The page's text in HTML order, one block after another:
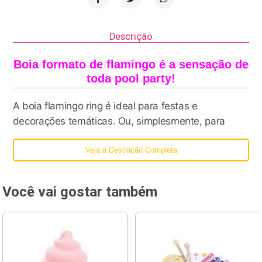
Descrição
Boia formato de flamingo é a sensação de
toda pool party!
A boia flamingo ring é ideal para festas e
decorações temáticas. Ou, simplesmente, para
quem quer ficar relaxando na piscina com os
amigos! Com essa boia gigante você garante os
rosa, a musthave mais desejada do verão!!! Relaxe
com as pernas na água em nossa boia formato de
Não tem como não se apaixonar por uma boia
Veja a Descrição Completa
Você vai gostar também